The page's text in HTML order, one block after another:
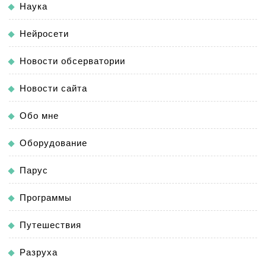
Наука
Нейросети
Новости обсерватории
Новости сайта
Обо мне
Оборудование
Парус
Программы
Путешествия
Разруха